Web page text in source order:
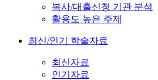
복사/대출신청 기관 분석
활용도 높은 주제
최신/인기 학술자료
최신자료
인기자료